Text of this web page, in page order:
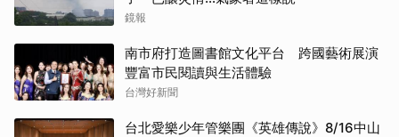
鏡報
南市府打造圖書館文化平台 跨國藝術展演
豐富市民閱讀與生活體驗
台灣好新聞
台北愛樂少年管樂團《英雄傳說》8/16中山